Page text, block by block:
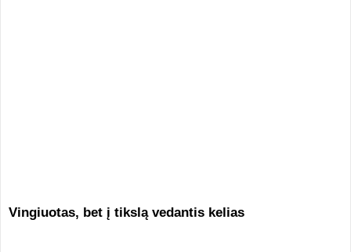
Vingiuotas, bet į tikslą vedantis kelias